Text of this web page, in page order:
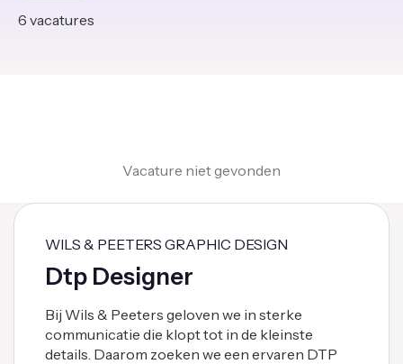
6 vacatures
Vacature niet gevonden
WILS & PEETERS GRAPHIC DESIGN
Dtp Designer
Bij Wils & Peeters geloven we in sterke
communicatie die klopt tot in de kleinste
details. Daarom zoeken we een ervaren DTP